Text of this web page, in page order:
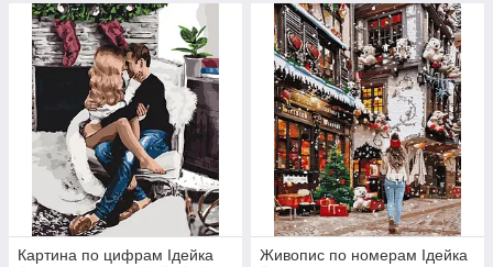
Картина по цифрам Ідейка
Живопис по номерам Ідейка